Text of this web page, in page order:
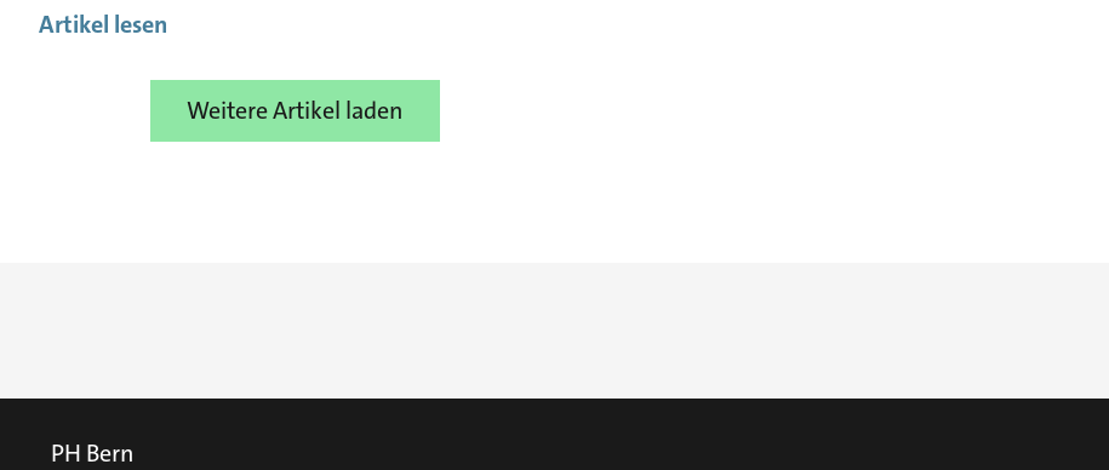
Artikel lesen
Weitere Artikel laden
PH Bern